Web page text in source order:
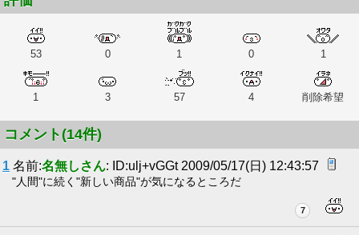
53 0 1 0 1
1 3 57 4 削除希望
コメント(14件)
1 名前:名無しさん: ID:ulj+vGGt 2009/05/17(日) 12:43:57
"人間"に続く"新しい商品"が気になるところだ
7